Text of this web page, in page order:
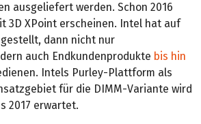
ausgeliefert werden. Schon 2016
3D XPoint erscheinen. Intel hat auf
dann nicht nur
auch Endkundenprodukte bis hin
Intels Purley-Plattform als
für die DIMM-Variante wird
2017 erwartet.